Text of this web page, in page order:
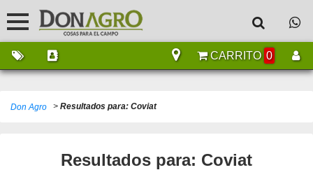
CARRITO 0
Don Agro > Resultados para: Coviat
Resultados para: Coviat